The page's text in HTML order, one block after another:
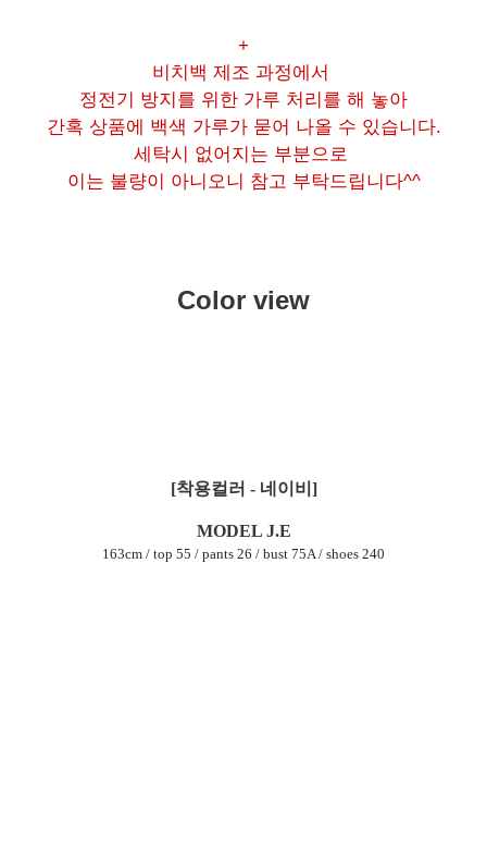
+
비치백 제조 과정에서
정전기 방지를 위한 가루 처리를 해 놓아
간혹 상품에 백색 가루가 묻어 나올 수 있습니다.
세탁시 없어지는 부분으로
이는 불량이 아니오니 참고 부탁드립니다^^
Color view
[착용컬러 - 네이비]
MODEL J.E
163cm / top 55 / pants 26 / bust 75A / shoes 240